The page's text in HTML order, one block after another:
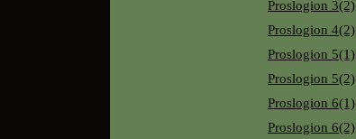
Proslogion 3(2)
Proslogion 4(2)
Proslogion 5(1)
Proslogion 5(2)
Proslogion 6(1)
Proslogion 6(2)